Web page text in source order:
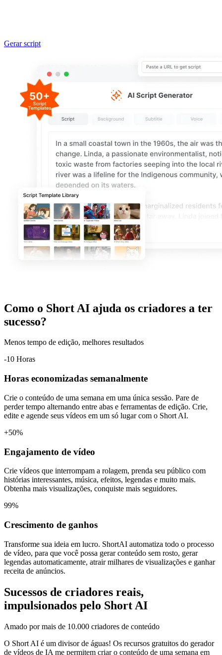
Gerar script
Como o Short AI ajuda os criadores a ter
sucesso?
Menos tempo de edição, melhores resultados
-10 Horas
Horas economizadas semanalmente
Crie o conteúdo de uma semana em uma única sessão. Pare de
perder tempo alternando entre abas e ferramentas de edição. Crie,
edite e agende seus vídeos em um só lugar com o Short AI.
+50%
Engajamento de vídeo
Crie vídeos que interrompam a rolagem, prenda seu público com
histórias interessantes, música, efeitos, legendas e muito mais.
Obtenha mais visualizações, conquiste mais seguidores.
99%
Crescimento de ganhos
Transforme sua ideia em lucro. ShortAI automatiza todo o processo
de vídeo, para que você possa gerar conteúdo sem rosto, gerar
legendas automaticamente, atrair milhares de visualizações e ganhar
receita de anúncios.
Sucessos de criadores reais,
impulsionados pelo Short AI
Amado por mais de 10.000 criadores de conteúdo
O Short AI é um divisor de águas! Os recursos gratuitos do gerador
de vídeos de IA me permitem criar o conteúdo de uma semana em